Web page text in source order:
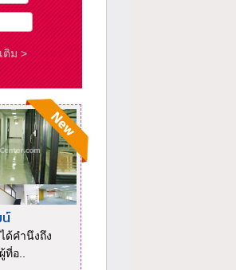
ติม >
ด้คำนึงถึง
อ..